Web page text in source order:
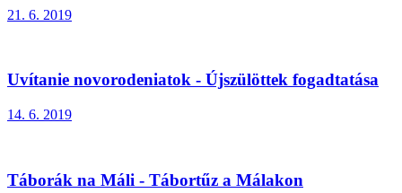
21. 6. 2019
Uvítanie novorodeniatok - Újszülöttek fogadtatása
14. 6. 2019
Táborák na Máli - Tábortűz a Málakon